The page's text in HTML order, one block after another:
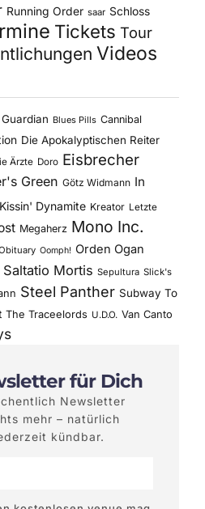
Running Order saar Schloss
Tickets Tour
Videos
Blues Pills Cannibal
Die Apokalyptischen Reiter
Ärzte Doro Eisbrecher
Green Götz Widmann In
Kissin' Dynamite Kreator Letzte
Megaherz Mono Inc.
Oomph! Orden Ogan
Saltatio Mortis Sepultura Slick's
Steel Panther Subway To
The Traceelords U.D.O. Van Canto
für Dich
Newsletter
mehr – natürlich
kündbar.